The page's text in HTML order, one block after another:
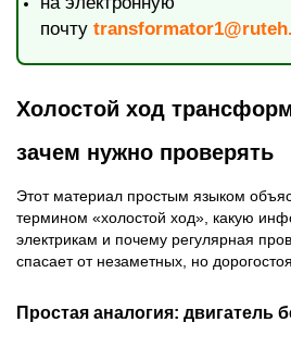
почту
Холостой ход
зачем нужно проверять
Этот материал простым языком
термином «холостой ход», какую
электрикам и почему регулярная
спасает от незаметных, но
Простая аналогия: двигатель